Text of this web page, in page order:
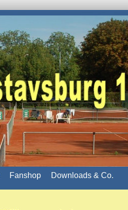
Fanshop Downloads & Co.